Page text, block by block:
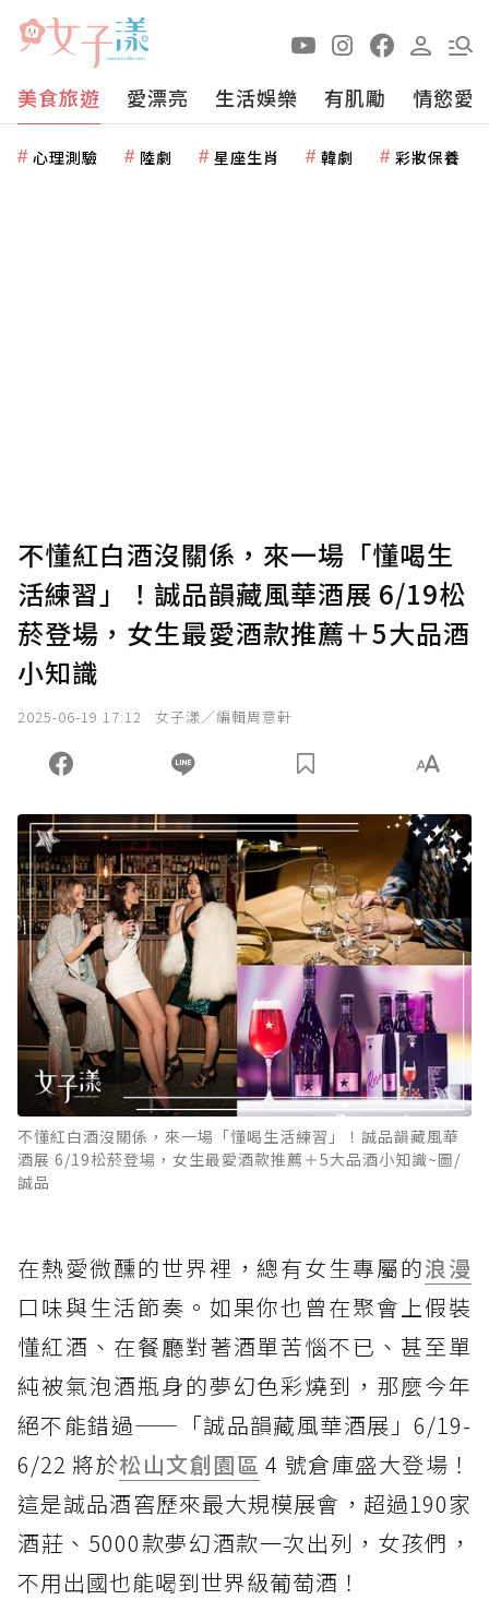
美食旅遊 愛漂亮 生活娛樂 有肌勵 情慾愛
心理測驗 陸劇 星座生肖 韓劇 彩妝保養
不懂紅白酒沒關係，來一場「懂喝生
活練習」！誠品韻藏風華酒展 6/19松
菸登場，女生最愛酒款推薦＋5大品酒
小知識
2025-06-19 17:12 女子漾／編輯周意軒
不懂紅白酒沒關係，來一場「懂喝生活練習」！誠品韻藏風華
酒展 6/19松菸登場，女生最愛酒款推薦＋5大品酒小知識~圖/
誠品
在熱愛微醺的世界裡，總有女生專屬的浪漫
口味與生活節奏。如果你也曾在聚會上假裝
懂紅酒、在餐廳對著酒單苦惱不已、甚至單
純被氣泡酒瓶身的夢幻色彩燒到，那麼今年
絕不能錯過——「誠品韻藏風華酒展」6/19-
6/22 將於松山文創園區 4 號倉庫盛大登場！
這是誠品酒窖歷來最大規模展會，超過190家
酒莊、5000款夢幻酒款一次出列，女孩們，
不用出國也能喝到世界級葡萄酒！